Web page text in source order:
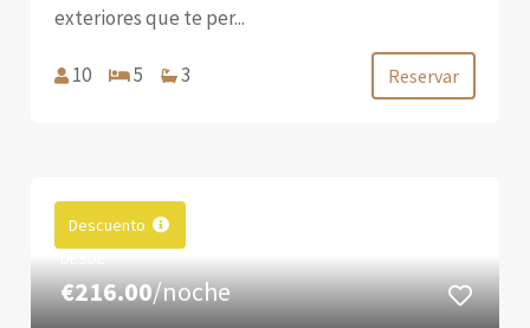
exteriores que te per...
10 5 3 Reservar
Descuento
€216.00/noche